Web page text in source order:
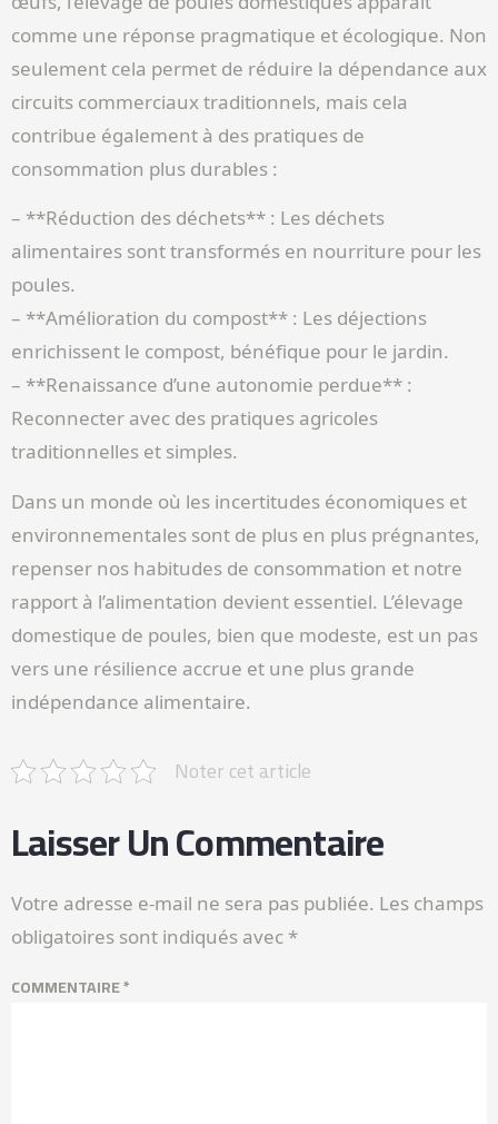
comme une réponse pragmatique et écologique. Non
seulement cela permet de réduire la dépendance aux
circuits commerciaux traditionnels, mais cela
contribue également à des pratiques de
consommation plus durables :
– **Réduction des déchets** : Les déchets
alimentaires sont transformés en nourriture pour les
poules.
– **Amélioration du compost** : Les déjections
enrichissent le compost, bénéfique pour le jardin.
– **Renaissance d’une autonomie perdue** :
Reconnecter avec des pratiques agricoles
traditionnelles et simples.
Dans un monde où les incertitudes économiques et
environnementales sont de plus en plus prégnantes,
repenser nos habitudes de consommation et notre
rapport à l’alimentation devient essentiel. L’élevage
domestique de poules, bien que modeste, est un pas
vers une résilience accrue et une plus grande
indépendance alimentaire.
Noter cet article
Laisser Un Commentaire
Votre adresse e-mail ne sera pas publiée. Les champs
obligatoires sont indiqués avec *
COMMENTAIRE*